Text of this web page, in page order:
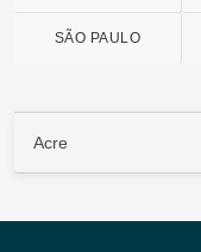
SÃO PAULO
Acre